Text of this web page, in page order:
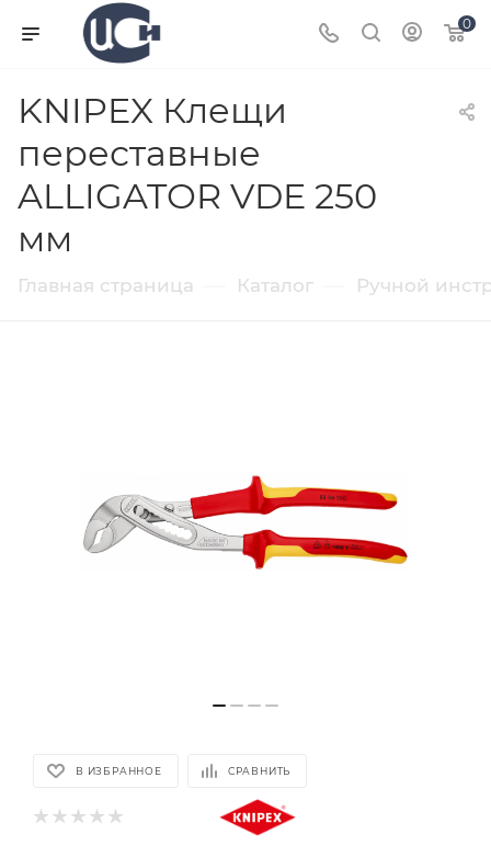
0
KNIPEX Клещи
переставные
ALLIGATOR VDE 250
мм
Главная страница Каталог Ручной
В ИЗБРАННОЕ СРАВНИТЬ